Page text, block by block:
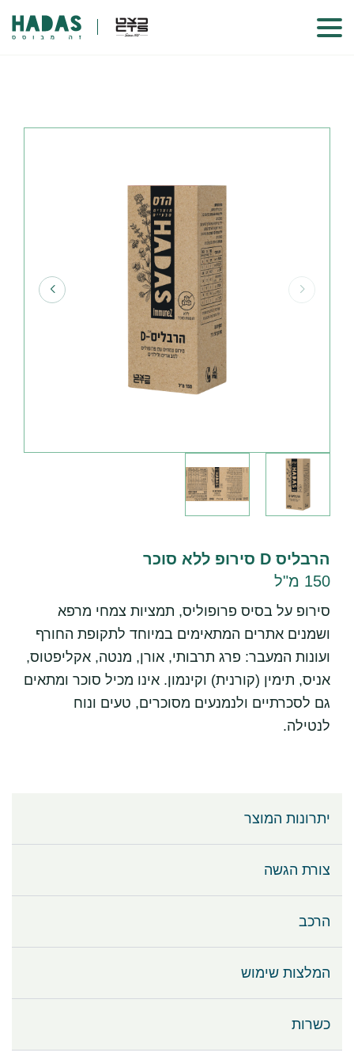
הרבליס D סירופ ללא סוכר
150 מ"ל
סירופ על בסיס פרופוליס, תמציות צמחי מרפא
ושמנים אתרים המתאימים במיוחד לתקופת החורף
ועונות המעבר: פרג תרבותי, אורן, מנטה, אקליפטוס,
אניס, תימין (קורנית) וקינמון. אינו מכיל סוכר ומתאים
גם לסכרתיים ולנמנעים מסוכרים, טעים ונוח
לנטילה.
יתרונות המוצר
צורת הגשה
הרכב
המלצות שימוש
כשרות